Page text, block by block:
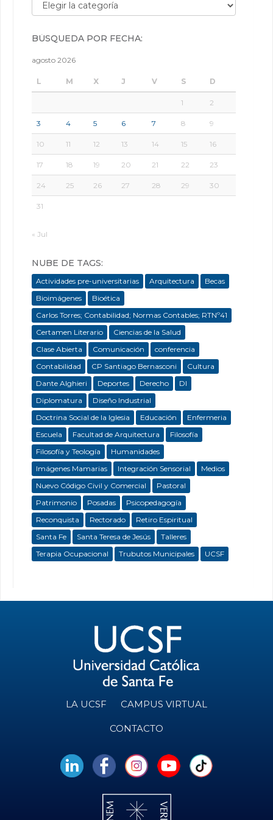
BÚSQUEDA POR FECHA:
agosto 2026
L M X J V S D
1 2
3 4 5 6 7 8 9
10 11 12 13 14 15 16
17 18 19 20 21 22 23
24 25 26 27 28 29 30
31
« Jul
NUBE DE TAGS:
Actividades pre-universitarias Arquitectura
Becas
Bioimágenes
Bioética
Carlos Torres; Contabilidad; Normas Contables; RTNº41
Certamen Literario
Ciencias de la Salud
Clase Abierta
Comunicación
conferencia
Contabilidad
CP Santiago Bernasconi
Cultura
Dante Alghieri
Deportes Derecho
DI
Diplomatura
Diseño Industrial
Doctrina Social de la Iglesia
Educación
Enfermeria
Escuela
Facultad de Arquitectura
Filosofía
Filosofía y Teología
Humanidades
Imágenes Mamarias
Integración Sensorial
Medios
Nuevo Código Civil y Comercial
Pastoral
Patrimonio
Posadas
Psicopedagogía
Reconquista
Rectorado
Retiro Espiritual
Santa Fe
Santa Teresa de Jesús
Talleres
Terapia Ocupacional
Trubutos Municipales UCSF
LA UCSF CAMPUS VIRTUAL
CONTACTO